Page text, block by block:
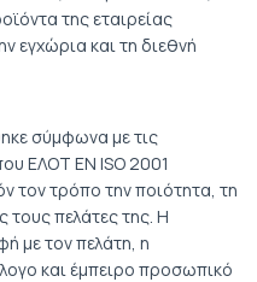
της εταιρείας
εγχώρια και τη διεθνή
σύμφωνα με τις
ΕΛΟΤ ΕΝ ISO 2001
τον τρόπο την ποιότητα, τη
τους πελάτες της. Η
με τον πελάτη, η
και έμπειρο προσωπικό